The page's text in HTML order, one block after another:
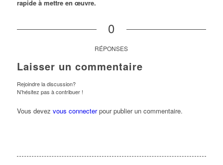
rapide à mettre en œuvre.
0
RÉPONSES
Laisser un commentaire
Rejoindre la discussion?
N’hésitez pas à contribuer !
Vous devez vous connecterpour publier un commentaire.